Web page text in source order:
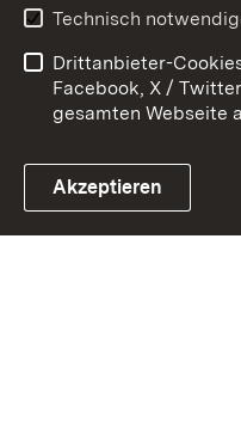
Link zum Landesportal
Barrierefreiheit
Impressum
Technisch
Drittanbieter-
Facebook, X /
gesamten Webseite
Akzeptieren